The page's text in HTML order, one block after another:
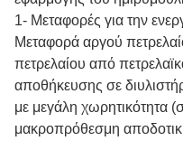
1- Μεταφορές για την
Μεταφορά αργού
πετρελαίου από
αποθήκευσης σε
με μεγάλη χωρητικότητα
μακροπρόθεσμη